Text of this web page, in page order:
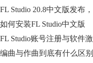
FL Studio 20.8中文版发布
如何安装FL Studio中文版
FL Studio账号注册与软件
编曲与作曲到底有什么区别